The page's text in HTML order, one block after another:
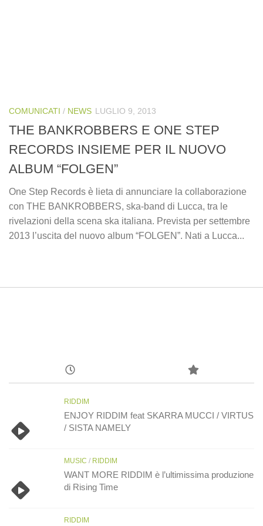
COMUNICATI / NEWS LUGLIO 9, 2013
THE BANKROBBERS E ONE STEP
RECORDS INSIEME PER IL NUOVO
ALBUM “FOLGEN”
One Step Records è lieta di annunciare la collaborazione
con THE BANKROBBERS, ska-band di Lucca, tra le
rivelazioni della scena ska italiana. Prevista per settembre
2013 l’uscita del nuovo album “FOLGEN”. Nati a Lucca...
RIDDIM
ENJOY RIDDIM feat SKARRA MUCCI / VIRTUS
/ SISTA NAMELY
MUSIC / RIDDIM
WANT MORE RIDDIM è l’ultimissima produzione
di Rising Time
RIDDIM